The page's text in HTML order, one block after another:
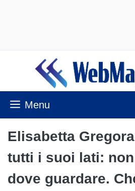
contenuto
Menu
Elisabetta
tutti i suoi lati:
dove guardare.